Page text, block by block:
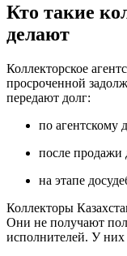
Кто такие
делают
Коллекторское
просроченной
передают долг:
по агентскому
после продажи
на этапе
Коллекторы
Они не получают
исполнителей. У них